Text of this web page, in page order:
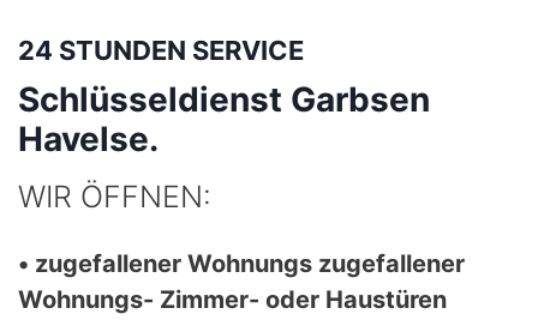
24 STUNDEN SERVICE
Schlüsseldienst Garbsen
Havelse.
WIR ÖFFNEN:
• zugefallener Wohnungs zugefallener
Wohnungs- Zimmer- oder Haustüren